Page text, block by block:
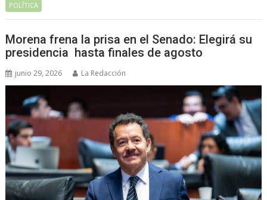
POLÍTICA
Morena frena la prisa en el Senado: Elegirá su
presidencia hasta finales de agosto
junio 29, 2026 La Redacción